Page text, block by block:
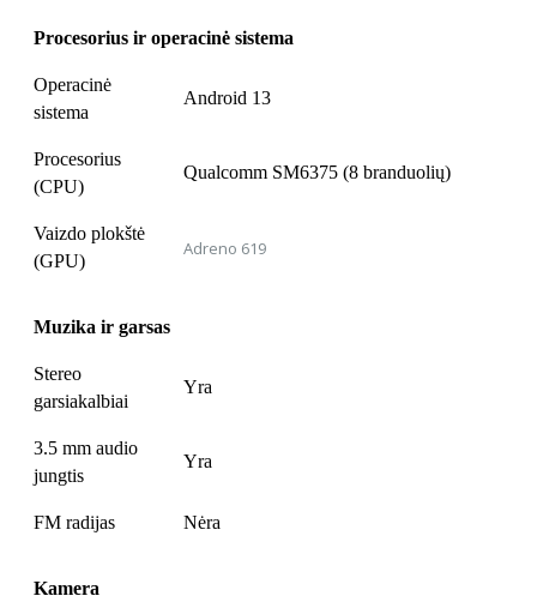
Procesorius ir operacinė sistema
Operacinė
sistema
Android 13
Procesorius
(CPU)
Qualcomm SM6375 (8 branduolių)
Vaizdo plokštė
(GPU)
Adreno 619
Muzika ir garsas
Stereo
garsiakalbiai
Yra
3.5 mm audio
jungtis
Yra
FM radijas Nėra
Kamera